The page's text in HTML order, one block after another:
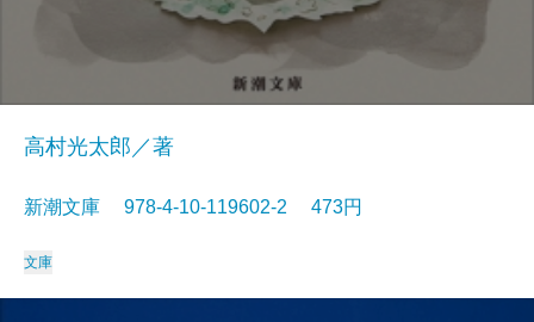
高村光太郎／著
新潮文庫 978-4-10-119602-2 473円
文庫